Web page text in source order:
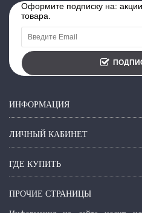
Оформите подписку на:
товара.
ИНФОРМАЦИЯ
ЛИЧНЫЙ КАБИНЕТ
ГДЕ КУПИТЬ
ПРОЧИЕ СТРАНИЦЫ